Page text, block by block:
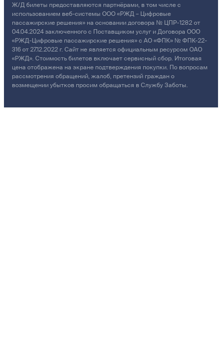
Ж/Д билеты предоставляются партнёрами, в том числе с
использованием веб-системы ООО «РЖД – Цифровые
пассажирские решения» на основании договора № ЦПР-1282 от
04.04.2024 заключенного с Поставщиком услуг и Договора ООО
«РЖД-Цифровые пассажирские решения» с АО «ФПК» № ФПК-22-
316 от 27.12.2022 г. Сайт не является официальным ресурсом ОАО
«РЖД». Стоимость билетов включает сервисный сбор. Итоговая
цена отображена на экране подтверждения покупки. По вопросам
рассмотрения обращений, жалоб, претензий граждан о
возмещении убытков просим обращаться в Службу Заботы.